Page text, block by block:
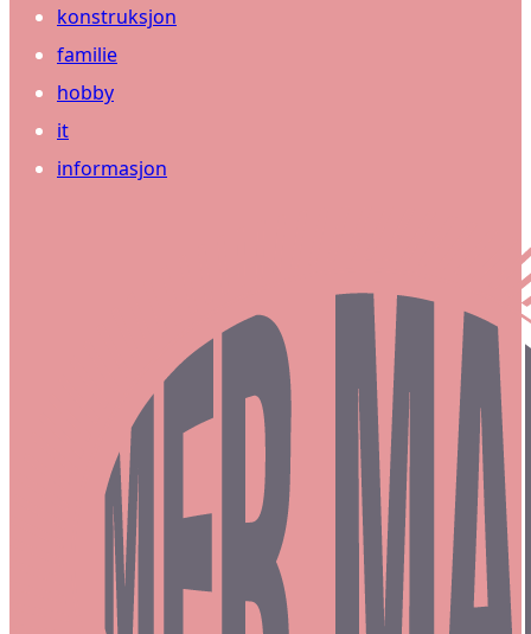
konstruksjon
familie
hobby
it
informasjon